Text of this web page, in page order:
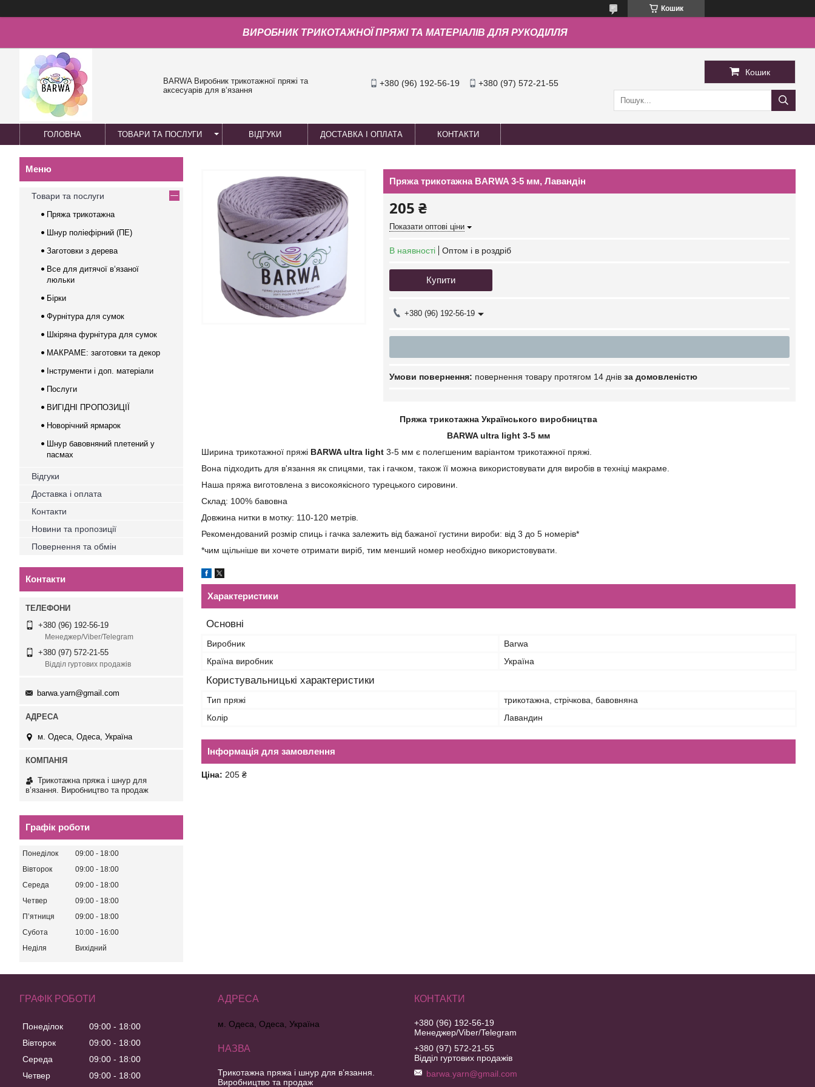
Кошик
ВИРОБНИК ТРИКОТАЖНОЇ ПРЯЖІ ТА МАТЕРІАЛІВ ДЛЯ РУКОДІЛЛЯ
BARWA Виробник трикотажної пряжі та
аксесуарів для в‘язання
+380 (96) 192-56-19 +380 (97) 572-21-55
Кошик
ГОЛОВНА ТОВАРИ ТА ПОСЛУГИ ВІДГУКИ ДОСТАВКА І ОПЛАТА КОНТАКТИ
Пряжа трикотажна BARWA 3-5 мм, Лавандін
205 ₴
Показати оптові ціни
В наявності Оптом і в роздріб
Купити
+380 (96) 192-56-19
повернення товару протягом 14 днів за домовленістю
Пряжа трикотажна Українського виробництва
BARWA ultra light 3-5 мм
Ширина трикотажної пряжі BARWA ultra light 3-5 мм є полегшеним варіантом трикотажної пряжі.
Вона підходить для в'язання як спицями, так і гачком, також її можна використовувати для виробів в техніці макраме.
Наша пряжа виготовлена з високоякісного турецького сировини.
Склад: 100% бавовна
Довжина нитки в мотку: 110-120 метрів.
Рекомендований розмір спиць і гачка залежить від бажаної густини вироби: від 3 до 5 номерів*
*чим щільніше ви хочете отримати виріб, тим менший номер необхідно використовувати.
Характеристики
Основні
Виробник
Barwa
Країна виробник
Україна
Користувальницькі характеристики
Тип пряжі
трикотажна, стрічкова, бавовняна
Колір
Лавандин
Інформація для замовлення
Ціна: 205 ₴
Товари та послуги
Пряжа трикотажна
Шнур поліефірний (ПЕ)
Заготовки з дерева
Все для дитячої в‘язаної
люльки
Бірки
Фурнітура для сумок
Шкіряна фурнітура для сумок
МАКРАМЕ: заготовки та декор
Інструменти і доп. матеріали
Послуги
ВИГІДНІ ПРОПОЗИЦІЇ
Новорічний ярмарок
Шнур бавовняний плетений у
пасмах
Відгуки
Доставка і оплата
Контакти
Новини та пропозиції
Повернення та обмін
Контакти
+380 (96) 192-56-19
Менеджер/Viber/Telegram
+380 (97) 572-21-55
Відділ гуртових продажів
barwa.yarn@gmail.com
м. Одеса, Одеса, Україна
Трикотажна пряжа і шнур для
в’язання. Виробництво та продаж
Графік роботи
Понеділок 09:00
18:00
Вівторок
09:00
18:00
Середа
09:00
18:00
Четвер
09:00
18:00
Пʼятниця
09:00
18:00
Субота
10:00
16:00
Неділя
Вихідний
ГРАФІК РОБОТИ
Понеділок 09:00
18:00
Вівторок
09:00
18:00
Середа
09:00
18:00
Четвер
09:00 18:00
м. Одеса, Одеса, Україна
Трикотажна пряжа і шнур для в’язання.
Виробництво та продаж
+380 (96) 192-56-19
Менеджер/Viber/Telegram
+380 (97) 572-21-55
Відділ гуртових продажів
barwa.yarn@gmail.com